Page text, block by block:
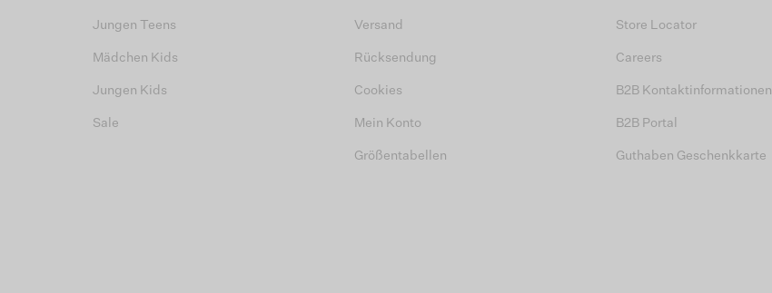
Jungen Teens
Mädchen Kids
Jungen Kids
Sale
Versand
Rücksendung
Cookies
Mein Konto
Größentabellen
Store Locator
Careers
B2B Kontaktinformationen
B2B Portal
Guthaben Geschenkkarte